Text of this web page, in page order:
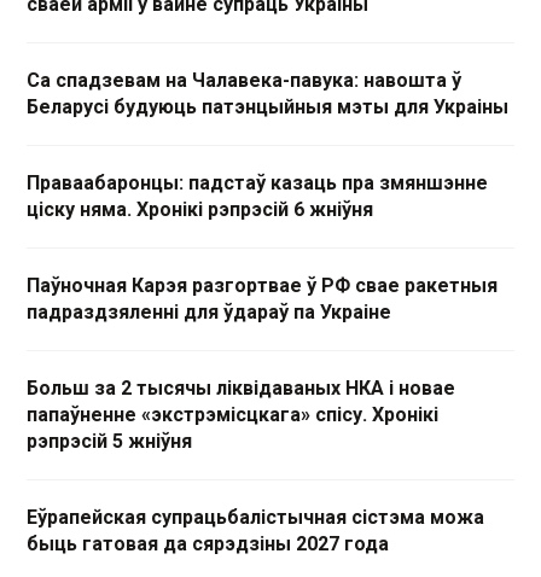
сваёй арміі ў вайне супраць Украіны
Са спадзевам на Чалавека-павука: навошта ў
Беларусі будуюць патэнцыйныя мэты для Украіны
Праваабаронцы: падстаў казаць пра змяншэнне
ціску няма. Хронікі рэпрэсій 6 жніўня
Паўночная Карэя разгортвае ў РФ свае ракетныя
падраздзяленні для ўдараў па Украіне
Больш за 2 тысячы ліквідаваных НКА і новае
папаўненне «экстрэмісцкага» спісу. Хронікі
рэпрэсій 5 жніўня
Еўрапейская супрацьбалістычная сістэма можа
быць гатовая да сярэдзіны 2027 года